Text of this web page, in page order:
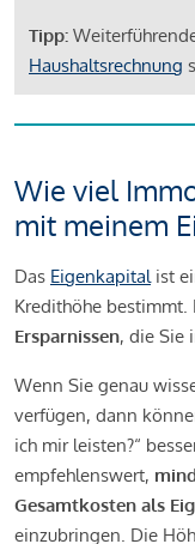
Tipp:
Haushaltsrechnung
Wie viel
mit meinem
Das Eigenkapitalist
Kredithöhe bestimmt.
Ersparnissen, die Sie
Wenn Sie genau
verfügen, dann
ich mir leisten?“
empfehlenswert,
Gesamtkosten als
einzubringen. Die